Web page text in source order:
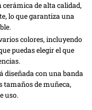
cerámica de alta calidad,
lo que garantiza una
colores, incluyendo
puedas elegir el que
diseñada con una banda
tamaños de muñeca,
uso.